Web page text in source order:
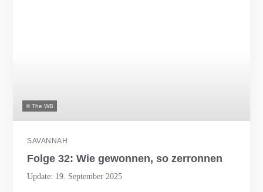
© The WB
SAVANNAH
Folge 32: Wie gewonnen, so zerronnen
Update: 19. September 2025